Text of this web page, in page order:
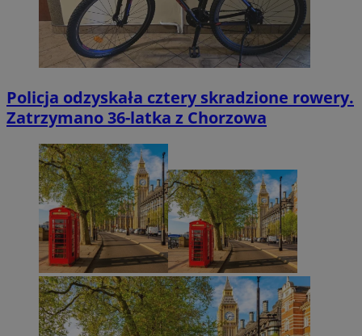
Policja odzyskała cztery skradzione rowery.
Zatrzymano 36-latka z Chorzowa